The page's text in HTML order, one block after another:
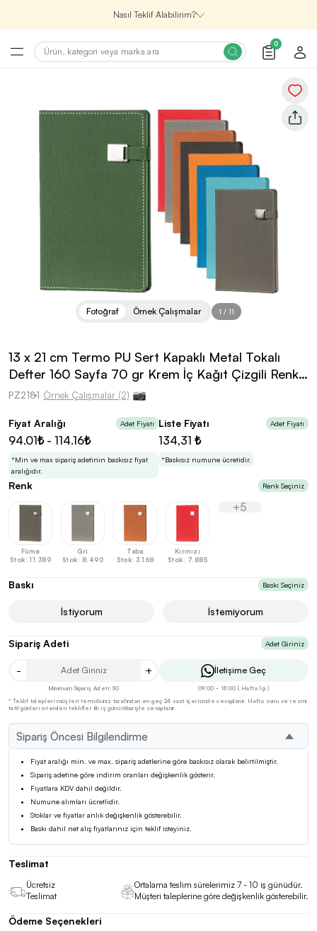
Nasıl Teklif Alabilirim?
Şirketin için İhtiyacın Olan
Promosyon Ürünlerini Bul!
Şirketin için ihtiyacın olan farklı kategorilerde
binlerce kaliteli ve yenilikçi ürünü, seçkin marka ve
üretici firma garantisi ile Promozone’da
keşfedebilirsin.
Renk, Baskı ve Adet
Seçimini Yap!
2 Promosyon ürününü özelleştirmek için renk, baskı
yönü ve adet gibi detayları seçerek, teklif adımına
geçmeden önce tüm tercihlerine uygun seçenekleri
Teklif Al!
3
Markan için hayal ettiğin ürünü, en uygun fiyatlarla
Promozone’da bulduktan sonra, uzman ekibimiz
Sonraki Adıma İlerle
0
13 x 21 cm Termo PU Sert Kapaklı Metal Tokalı
Defter 160 Sayfa 70 gr Krem İç Kağıt Çizgili Renkli
Kenarlı
PZ2181 Örnek Çalışmalar (2)
Fotoğraf Örnek Çalışmalar 1 / 11
Fiyat Aralığı Adet Fiyatı
94.01₺ - 114.16₺
*Min ve max sipariş adetinin baskısız fiyat
aralığıdır.
Liste Fiyatı Adet Fiyatı
134,31 ₺
*Baskısız numune ücretidir.
Sipariş Öncesi Bilgilendirme
Fiyat aralığı min. ve max. sipariş adetlerine göre baskısız olarak belirtilmiştir.
Sipariş adetine göre indirim oranları değişkenlik gösterir.
Fiyatlara KDV dahil değildir.
Numune alımları ücretlidir.
Stoklar ve fiyatlar anlık değişkenlik gösterebilir.
Baskı dahil net alış fiyatlarınız için teklif isteyiniz.
Renk Renk Seçiniz
Füme
Stok: 11.389
Gri
Stok: 8.490
Taba
Stok: 3.168
Kırmızı
Stok: 7.885
+5
Baskı Baskı Seçiniz
İstiyorum İstemiyorum
Sipariş Adeti Adet Giriniz
- +
Minimum Sipariş Adeti: 50
İletişime Geç
09:00 - 18:00 ( Hafta İçi )
* Teklif talepleri müşteri temsilciniz tarafından en geç 24 saat içerisinde cevaplanır. Hafta sonu ve resmi
tatil günleri istenilen teklifler ilk iş günü itibariyle cevaplanır.
Teslimat
Ücretsiz
Teslimat
Ortalama teslim sürelerimiz 7 - 10 iş günüdür.
Müşteri taleplerine göre değişkenlik gösterebilir.
Ödeme Seçenekleri